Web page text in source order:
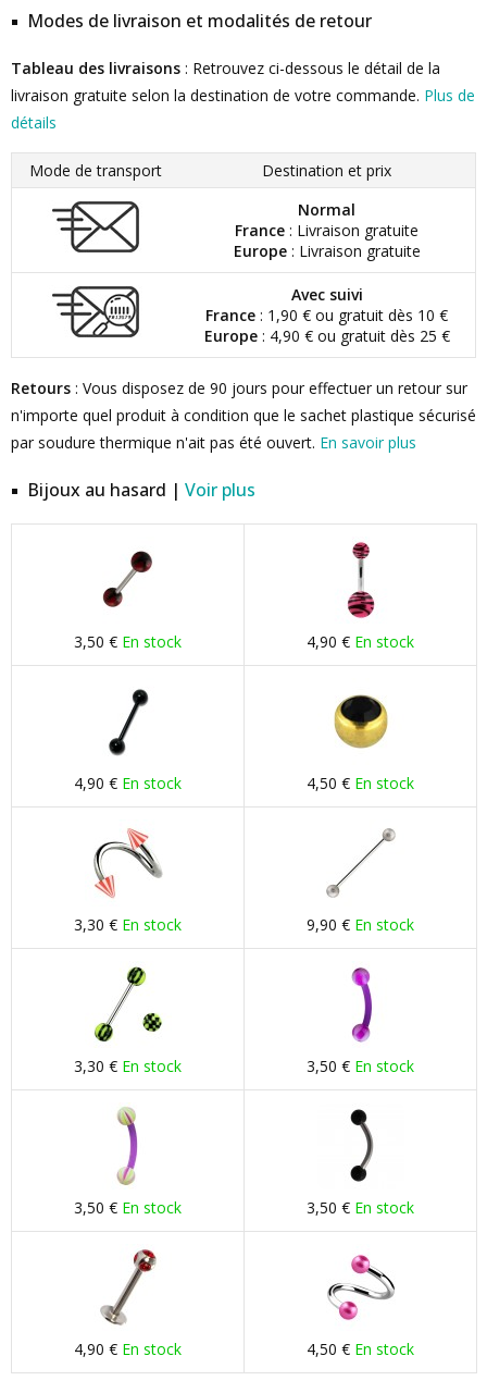
Modes de livraison et modalités de retour
Tableau des livraisons : Retrouvez ci-dessous le détail de la
livraison gratuite selon la destination de votre commande. Plus de
détails
Mode de transport
Destination et prix
Normal
France : Livraison gratuite
Europe: Livraison gratuite
Avec suivi
France : 1,90 € ou gratuit dès 10 €
Europe: 4,90 € ou gratuit dès 25 €
Retours : Vous disposez de 90 jours pour effectuer un retour sur
n'importe quel produit à condition que le sachet plastique sécurisé
par soudure thermique n'ait pas été ouvert. En savoir plus
Bijoux au hasard | Voir plus
3,50 € En stock 4,90 € En stock
4,90 € En stock 4,50 € En stock
3,30 € En stock 9,90 € En stock
3,30 € En stock 3,50 € En stock
3,50 € En stock 3,50 € En stock
4,90 € En stock 4,50 € En stock